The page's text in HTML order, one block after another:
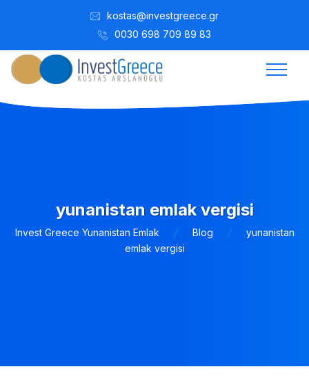
kostas@investgreece.gr
0030 698 709 89 83
yunanistan emlak vergisi
Invest Greece Yunanistan Emlak Blog
yunanistan
emlak vergisi